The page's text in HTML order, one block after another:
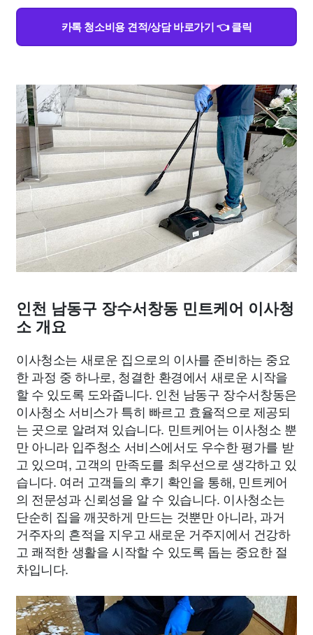
카톡 청소비용 견적/상담 바로가기 👈 클릭
인천 남동구 장수서창동 민트케어 이사청
소 개요
이사청소는 새로운 집으로의 이사를 준비하는 중요
한 과정 중 하나로, 청결한 환경에서 새로운 시작을
할 수 있도록 도와줍니다. 인천 남동구 장수서창동은
이사청소 서비스가 특히 빠르고 효율적으로 제공되
는 곳으로 알려져 있습니다. 민트케어는 이사청소 뿐
만 아니라 입주청소 서비스에서도 우수한 평가를 받
고 있으며, 고객의 만족도를 최우선으로 생각하고 있
습니다. 여러 고객들의 후기 확인을 통해, 민트케어
의 전문성과 신뢰성을 알 수 있습니다. 이사청소는
단순히 집을 깨끗하게 만드는 것뿐만 아니라, 과거
거주자의 흔적을 지우고 새로운 거주지에서 건강하
고 쾌적한 생활을 시작할 수 있도록 돕는 중요한 절
차입니다.